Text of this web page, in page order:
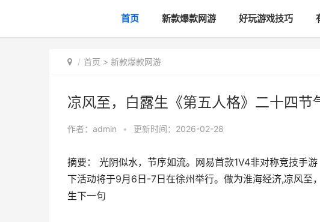
首页 新款爆款网游 好玩游戏技巧
首页 > 新款爆款网游
凉风至，白露生《第五人格》二十四
作者： admin • 更新时间：2026-02-28
摘要： 光阴似水，节序如流。网易首款1V4非对称竞技手
下活动将于9月6日-7日在徐州举行。做为淮海经济,凉风至
生下一句